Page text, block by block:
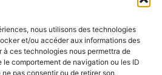
nous utilisons des technologies
et/ou accéder aux informations des
ces technologies nous permettra de
comportement de navigation ou les ID
pas consentir ou de retirer son
le film “Les
Formation contre le